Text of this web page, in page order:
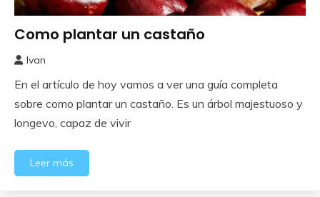
Frutales
Como plantar un castaño
abril,
2024
Ivan
En el artículo de hoy vamos a ver una guía completa
sobre como plantar un castaño. Es un árbol majestuoso y
longevo, capaz de vivir
Leer más